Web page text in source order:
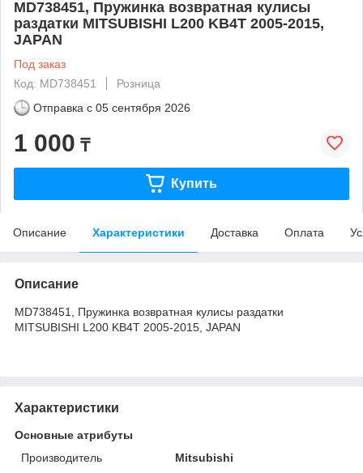
MD738451, Пружинка возвратная кулисы
раздатки MITSUBISHI L200 KB4T 2005-2015,
JAPAN
Под заказ
Код: MD738451
Розница
Отправка с 05 сентября 2026
1 000 ₸
Купить
Описание Характеристики Доставка Оплата
Описание
MD738451, Пружинка возвратная кулисы раздатки
MITSUBISHI L200 KB4T 2005-2015, JAPAN
Характеристики
Основные атрибуты
Производитель
Mitsubishi